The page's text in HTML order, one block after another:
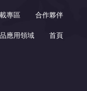
專區 合作夥伴
應用領域 首頁